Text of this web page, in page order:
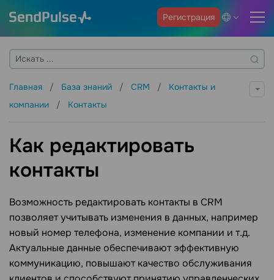
Регистрация
Главная База знаний CRM
Контакты и
компании
Контакты
Как редактировать
контакты
Возможность редактировать контакты в CRM
позволяет учитывать изменения в данных, например
новый номер телефона, изменение компании и т.д.
Актуальные данные обеспечивают эффективную
коммуникацию, повышают качество обслуживания